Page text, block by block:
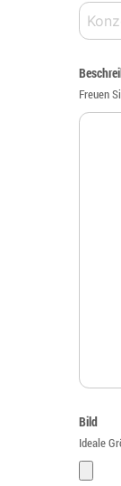
Freuen
Bild
Ideale